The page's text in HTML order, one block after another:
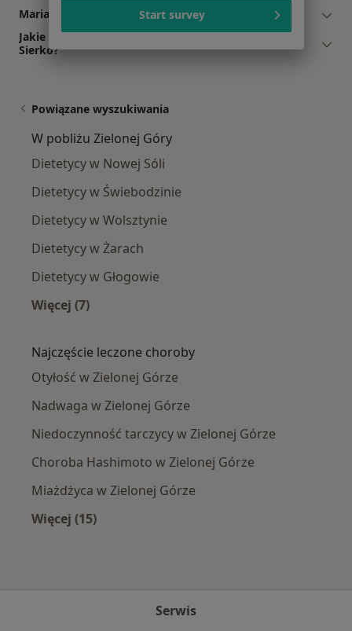
Maria Tarczewska-Sierko: co mówią pacjenci?
Jakie ubezpieczenia akceptuje Maria Tarczewska-
Sierko?
Powiązane wyszukiwania
W pobliżu Zielonej Góry
Dietetycy w Nowej Sóli
Dietetycy w Świebodzinie
Dietetycy w Wolsztynie
Dietetycy w Żarach
Dietetycy w Głogowie
Więcej (7)
Najczęście leczone choroby
Otyłość w Zielonej Górze
Nadwaga w Zielonej Górze
Niedoczynność tarczycy w Zielonej Górze
Choroba Hashimoto w Zielonej Górze
Miażdżyca w Zielonej Górze
Więcej (15)
Serwis
Start survey